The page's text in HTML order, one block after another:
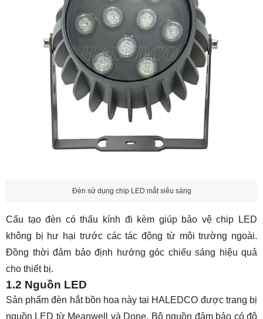
Đèn sử dụng chip LED mắt siêu sáng
Cấu tạo đèn có thấu kính đi kèm giúp bảo vệ chip LED
không bị hư hại trước các tác động từ môi trường ngoài.
Đồng thời đảm bảo định hướng góc chiếu sáng hiệu quả
cho thiết bị.
1.2 Nguồn LED
Sản phẩmđèn hắt bồn hoa này tại HALEDCO được trang bị
nguồn LED từ Meanwell và Done. Bộ nguồn đảm bảo có độ